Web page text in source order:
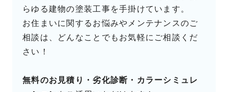
らゆる建物の塗装工事を手掛けています。
お住まいに関するお悩みやメンテナンスのご
相談は、どんなことでもお気軽にご相談くだ
さい！
無料のお見積り・劣化診断・カラーシミュレ